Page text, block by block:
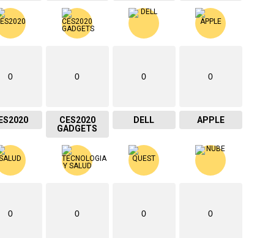
0 0
CES2020
GADGETS
0
DELL
0
APPLE
0 0 0 0